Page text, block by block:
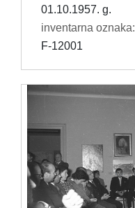
01.10.1957. g.
inventarna oznaka:
F-12001